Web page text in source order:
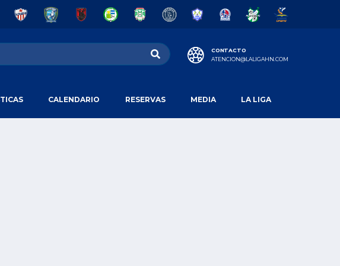
CONTACTO
ATENCION@LALIGAHN.COM
CALENDARIO RESERVAS MEDIA LA LIGA